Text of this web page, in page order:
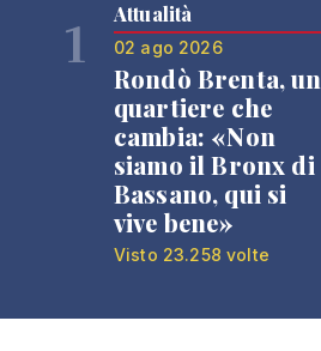
1 Attualità
02 ago 2026
Rondò Brenta, un
quartiere che
cambia: «Non
siamo il Bronx di
Bassano, qui si
vive bene»
Visto 23.258 volte